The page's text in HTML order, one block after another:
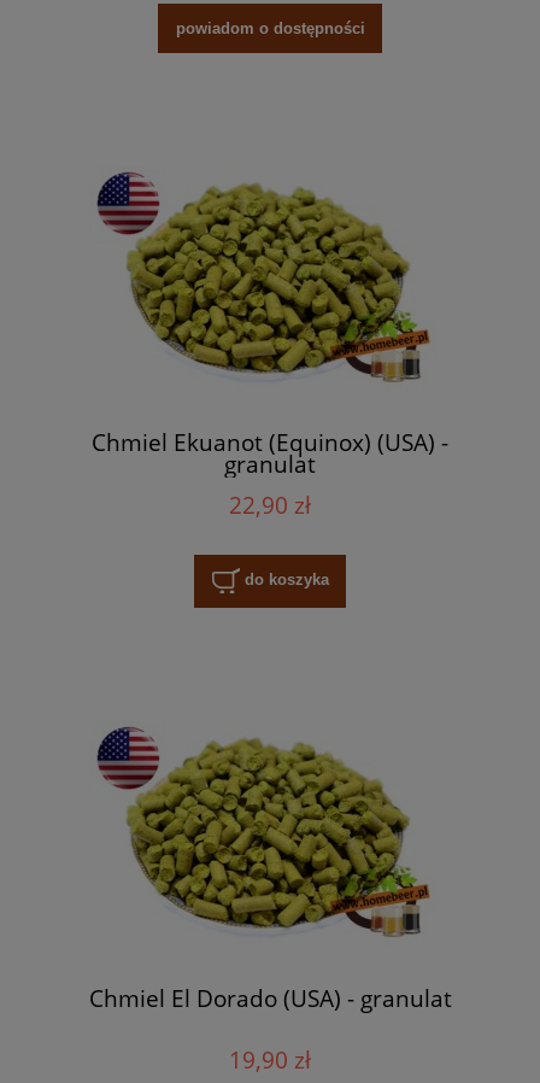
powiadom o dostępności
Chmiel Ekuanot (Equinox) (USA) -
granulat
22,90 zł
do koszyka
Chmiel El Dorado (USA) - granulat
19,90 zł